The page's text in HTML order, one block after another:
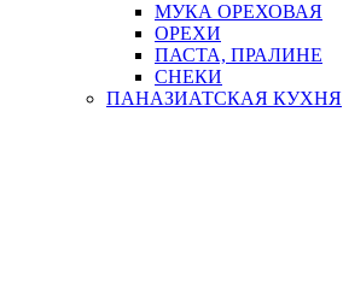
МУКА ОРЕХОВАЯ
ОРЕХИ
ПАСТА, ПРАЛИНЕ
СНЕКИ
ПАНАЗИАТСКАЯ КУХНЯ